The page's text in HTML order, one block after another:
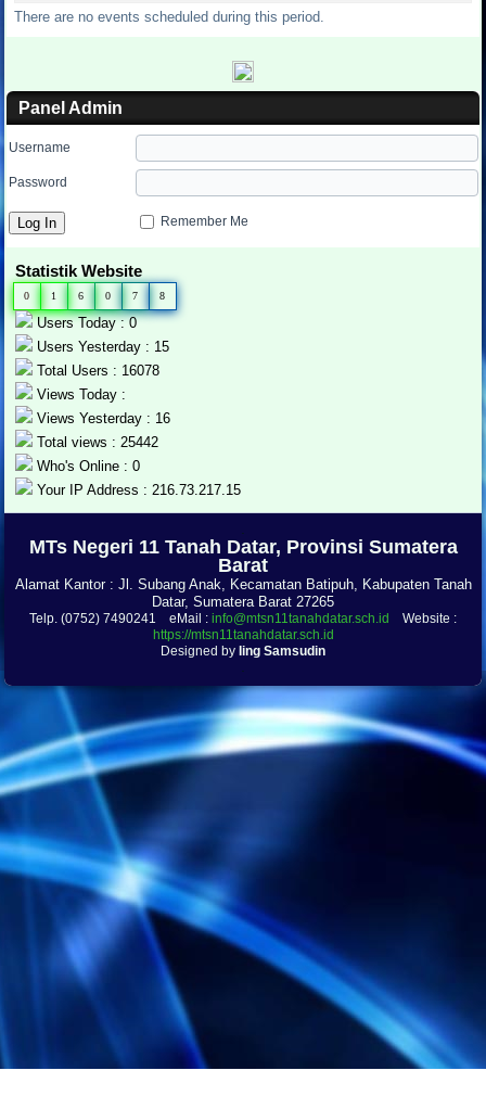
There are no events scheduled during this period.
Panel Admin
Username
Password
Remember Me
Statistik Website
0 1 6 0 7 8
Users Today : 0
Users Yesterday : 15
Total Users : 16078
Views Today :
Views Yesterday : 16
Total views : 25442
Who's Online : 0
Your IP Address : 216.73.217.15
MTs Negeri 11 Tanah Datar, Provinsi Sumatera
Barat
Alamat Kantor : Jl. Subang Anak, Kecamatan Batipuh, Kabupaten Tanah
Datar, Sumatera Barat 27265
Telp. (0752) 7490241 eMail : info@mtsn11tanahdatar.sch.id
Website :
https://mtsn11tanahdatar.sch.id
Designed by Iing Samsudin